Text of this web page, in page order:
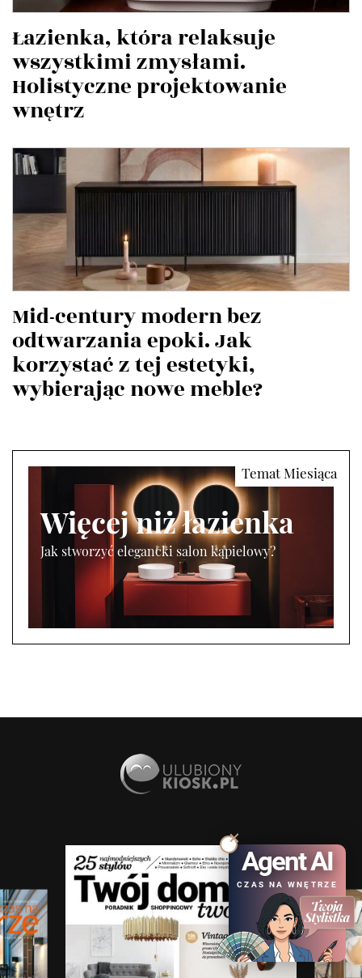
Łazienka, która relaksuje
wszystkimi zmysłami.
Holistyczne projektowanie
wnętrz
Mid-century modern bez
odtwarzania epoki. Jak
korzystać z tej estetyki,
wybierając nowe meble?
Więcej niż łazienka
Jak stworzyć elegancki salon kąpielowy?
Agent AI
CZAS NA WNĘTRZE